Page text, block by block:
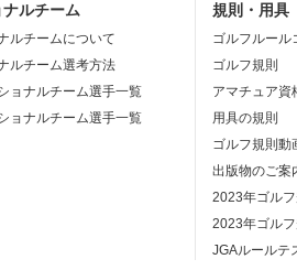
ルチーム
ルチームについて
ルチーム選考方法
ョナルチーム選手一覧
ョナルチーム選手一覧
規則・用具
ゴルフルール
ゴルフ規則
アマチュア資
用具の規則
ゴルフ規則動
出版物のご案
2023年ゴルフ
2023年ゴル
JGAルールテ